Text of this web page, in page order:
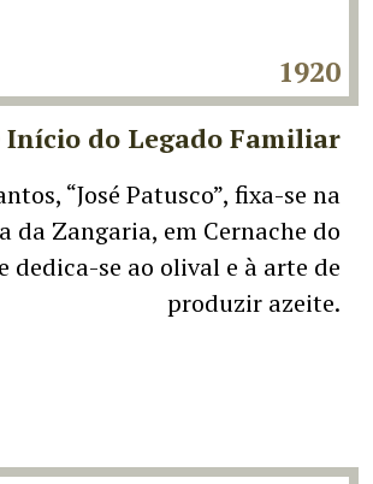
1920
Início do Legado Familiar
“José Patusco”, fixa-se na
da Zangaria, em Cernache do
dedica-se ao olival e à arte de
produzir azeite.